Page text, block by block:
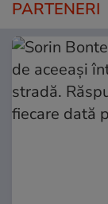
PARTENERI